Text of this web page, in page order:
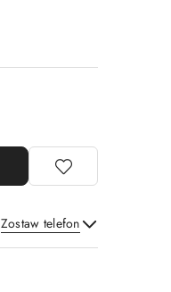
Zostaw telefon
Wyślij